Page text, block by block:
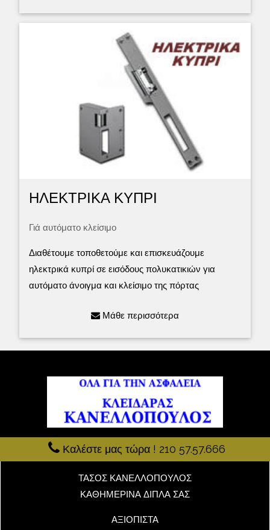
ΗΛΕΚΤΡΙΚΑ ΚΥΠΡΙ
Γιά αυτόματο κλείσιμο
Διαθέτουμε τοποθετούμε και επισκευάζουμε
ηλεκτρικά κυπρί σε εισόδους πολυκατικιών για
αυτόματο άνοιγμα και κλείσιμο της πόρτας
Μάθε περισσότερα
Καλέστε μας τώρα ! 210 57.57.666
ΤΑΣΟΣ ΚΑΝΕΛΛΟΠΟΥΛΟΣ
ΚΑΘΗΜΕΡΙΝΑ ΔΙΠΛΑ ΣΑΣ
ΑΞΙΟΠΙΣΤΑ